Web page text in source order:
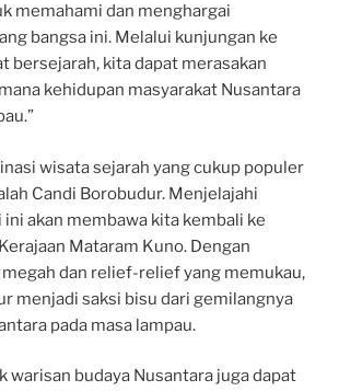
memahami dan menghargai
bangsa ini. Melalui kunjungan ke
bersejarah, kita dapat merasakan
kehidupan masyarakat Nusantara
wisata sejarah yang cukup populer
Candi Borobudur. Menjelajahi
akan membawa kita kembali ke
Mataram Kuno. Dengan
dan relief-relief yang memukau,
menjadi saksi bisu dari gemilangnya
pada masa lampau.
warisan budaya Nusantara juga dapat